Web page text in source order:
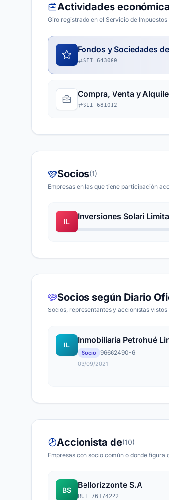
Actividades
Giro registrado en el Servicio de Impuestos
Fondos y Sociedades
SII 643000
Compra, Venta y
SII 681012
Socios(1)
Empresas en las que tiene participación
IL
Inversiones Solari
Socios según Diario
Socios, representantes y accionistas
IL
Inmobiliaria Petrohué
Socio 96662490-6
03/09/2021
Accionista de(10)
Empresas con socio común o donde figura
BS
Bellorizzonte S.A
RUT 76174222